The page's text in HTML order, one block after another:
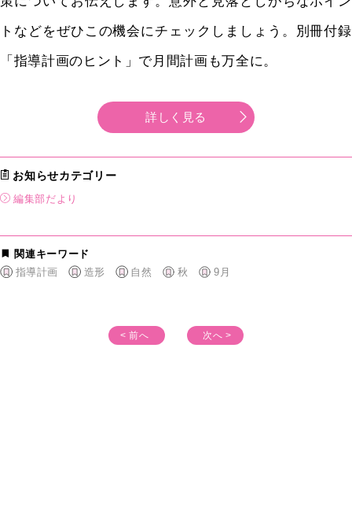
トなどをぜひこの機会にチェックしましょう。別冊付録
「指導計画のヒント」で月間計画も万全に。
詳しく見る
お知らせカテゴリー
編集部だより
関連キーワード
指導計画
造形 自然 秋 9月
< 前へ 次へ >